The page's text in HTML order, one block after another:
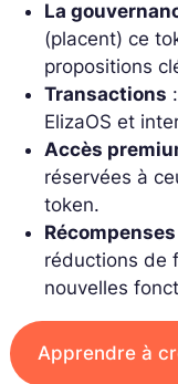
La
(placent) ce
propositions
Transactions
ElizaOS et
Accès
réservées à
token.
Récompenses
réductions de
nouvelles
Apprendre à